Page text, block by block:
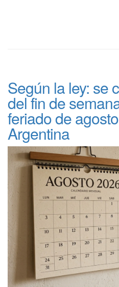
Según la ley: se
del fin de
feriado de
Argentina